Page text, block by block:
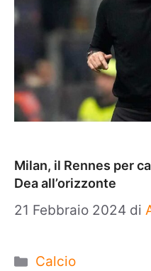
Milan, il Rennes per
Dea all’orizzonte
21 Febbraio 2024 di
Categorie
Calcio